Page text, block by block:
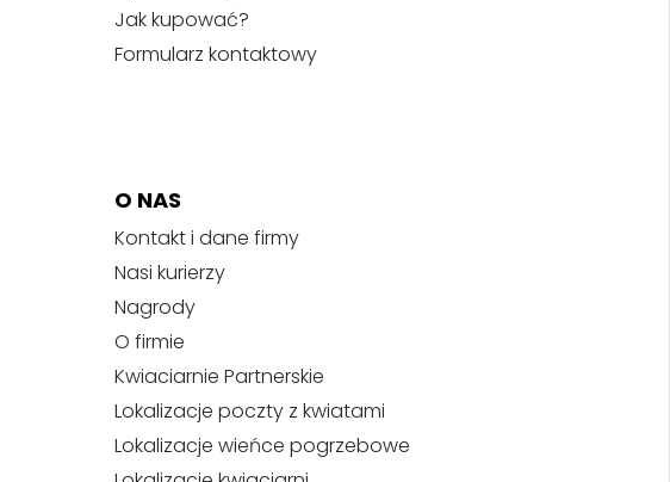
Jak kupować?
Formularz kontaktowy
O NAS
Kontakt i dane firmy
Nasi kurierzy
Nagrody
O firmie
Kwiaciarnie Partnerskie
Lokalizacje poczty z kwiatami
Lokalizacje wieńce pogrzebowe